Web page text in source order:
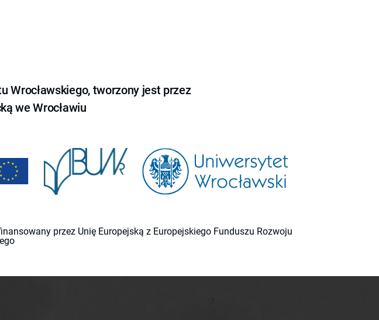
Wrocławskiego, tworzony jest przez
we Wrocławiu
przez Unię Europejską z Europejskiego Funduszu Rozwoju